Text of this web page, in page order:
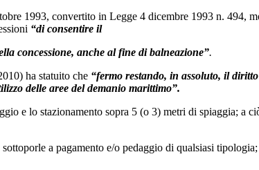
1993, convertito in Legge 4 dicembre 1993 n. 494,
“di consentire il
concessione, anche al fine di balneazione”.
ha statuito che “fermo restando, in assoluto, il
delle aree del demanio marittimo”.
e lo stazionamento sopra 5 (o 3) metri di spiaggia; a
a pagamento e/o pedaggio di qualsiasi